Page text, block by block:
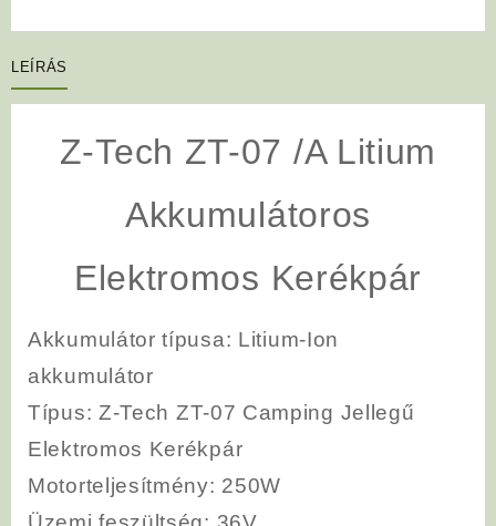
LEÍRÁS
Z-Tech ZT-07 /A Litium
Akkumulátoros
Elektromos Kerékpár
Akkumulátor típusa: Litium-Ion
akkumulátor
Típus: Z-Tech ZT-07 Camping Jellegű
Elektromos Kerékpár
Motorteljesítmény: 250W